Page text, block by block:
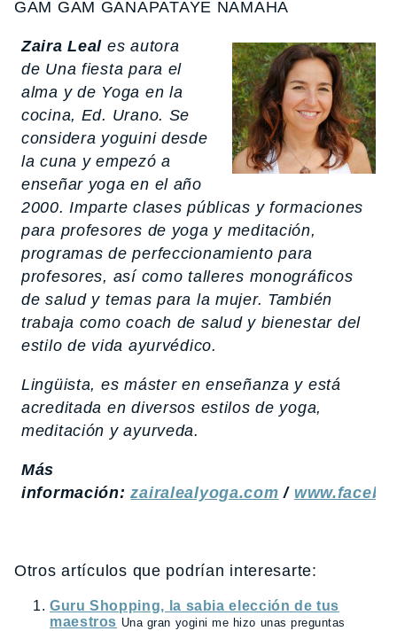
GAM GAM GANAPATAYE NAMAHA
Zaira Leal es autora
de Una fiesta para el
alma y de Yoga en la
cocina, Ed. Urano. Se
considera yoguini desde
la cuna y empezó a
enseñar yoga en el año
2000. Imparte clases públicas y formaciones
para profesores de yoga y meditación,
programas de perfeccionamiento para
profesores, así como talleres monográficos
de salud y temas para la mujer. También
trabaja como coach de salud y bienestar del
estilo de vida ayurvédico.
Lingüista, es máster en enseñanza y está
acreditada en diversos estilos de yoga,
meditación y ayurveda.
Más
información: zairalealyoga.com /
Otros artículos que podrían interesarte:
Guru Shopping, la sabia elección de tus
maestros Una gran yogini me hizo unas preguntas